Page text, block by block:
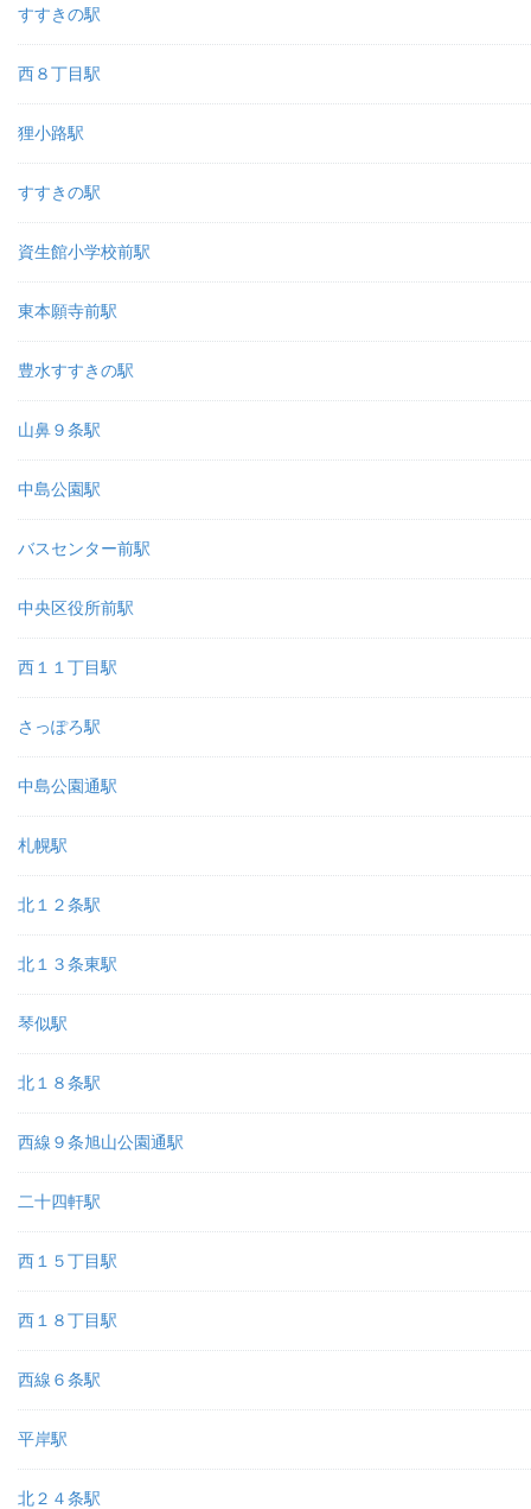
すすきの駅
西８丁目駅
狸小路駅
すすきの駅
資生館小学校前駅
東本願寺前駅
豊水すすきの駅
山鼻９条駅
中島公園駅
バスセンター前駅
中央区役所前駅
西１１丁目駅
さっぽろ駅
中島公園通駅
札幌駅
北１２条駅
北１３条東駅
琴似駅
北１８条駅
西線９条旭山公園通駅
二十四軒駅
西１５丁目駅
西１８丁目駅
西線６条駅
平岸駅
北２４条駅